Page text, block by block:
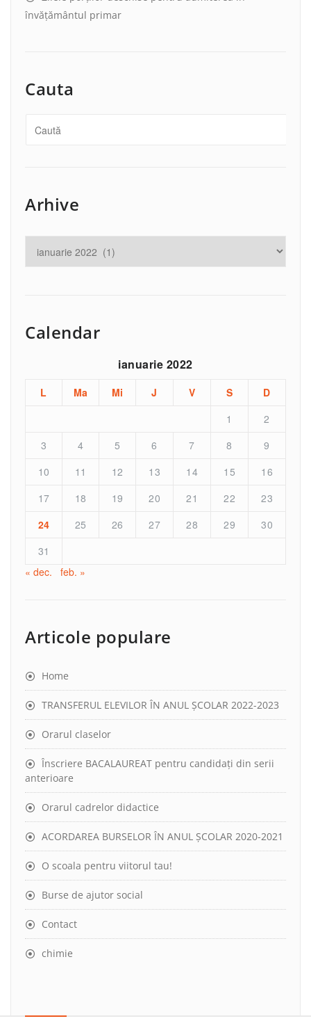
învățământul primar
Cauta
Arhive
Calendar
ianuarie 2022
L Ma Mi J V S
D
1
2
3
4 5 6 7 8
9
10
11 12 13 14 15
16
17
18 19 20 21 22
23
24
25 26 27 28 29
30
31
« dec.
feb. »
Articole populare
Home
TRANSFERUL ELEVILOR ÎN ANUL ȘCOLAR 2022-2023
Orarul claselor
Înscriere BACALAUREAT pentru candidați din serii
anterioare
Orarul cadrelor didactice
ACORDAREA BURSELOR ÎN ANUL ȘCOLAR 2020-2021
O scoala pentru viitorul tau!
Burse de ajutor social
Contact
chimie